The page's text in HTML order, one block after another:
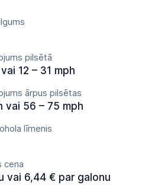
pilsētā
12 – 31 mph
ārpus pilsētas
vai 56 – 75 mph
līmenis
cena
vai 6,44 € par galonu